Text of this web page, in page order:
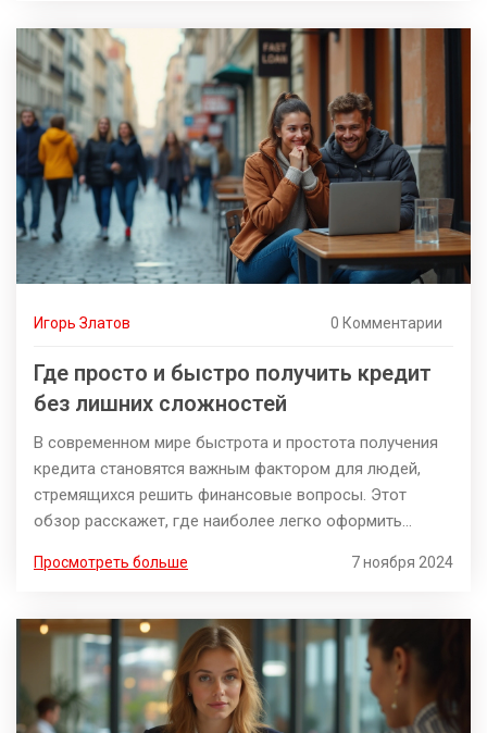
безопасности и определены возможные ловушки,
которые следует избегать.
Игорь Златов 0 Комментарии
Где просто и быстро получить кредит
без лишних сложностей
В современном мире быстрота и простота получения
кредита становятся важным фактором для людей,
стремящихся решить финансовые вопросы. Этот
обзор расскажет, где наиболее легко оформить
быстрым процессом одобрения, а также на что стоит
будут даны полезные советы, как увеличить шансы на
получение кредита и избежать ненужных рисков.
Узнайте, как сделать свой выбор более обдуманным и
безопасным.
Просмотреть больше 7 ноября 2024